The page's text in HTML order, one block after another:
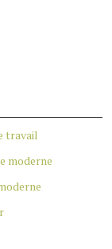
travail
moderne